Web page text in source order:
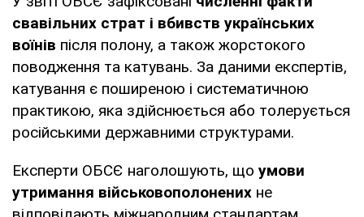
свавільних страт і вбивств українських
воїнів після полону, а також жорстокого
поводження та катувань. За даними експертів,
катування є поширеною і систематичною
практикою, яка здійснюється або толерується
російськими державними структурами.
Експерти ОБСЄ наголошують, що умови
утримання військовополонених не